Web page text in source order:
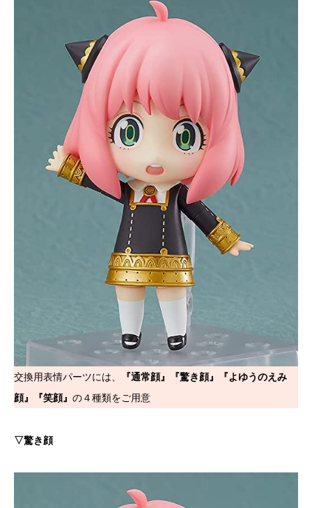
交換用表情パーツには、
『通常顔』『驚き顔』『よゆうのえみ
顔』『笑顔』 の４種類をご用意
▽驚き顔